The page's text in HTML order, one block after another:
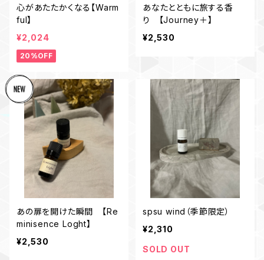
心があたたかくなる【Warm
ful】
¥2,024
20%OFF
あなたとともに旅する香
り 【Journey＋】
¥2,530
あの扉を開けた瞬間 【Re
minisence Loght】
¥2,530
spsu wind（季節限定）
¥2,310
SOLD OUT